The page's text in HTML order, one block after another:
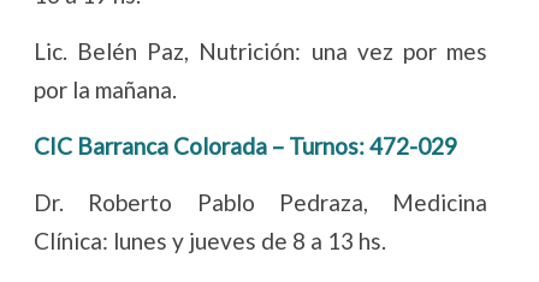
Lic. Belén Paz, Nutrición: una vez por mes
por la mañana.
CIC Barranca Colorada – Turnos: 472-029
Dr. Roberto Pablo Pedraza, Medicina
Clínica: lunes y jueves de 8 a 13 hs.